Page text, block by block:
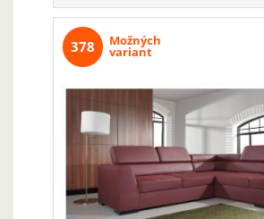
Možných
variant
378